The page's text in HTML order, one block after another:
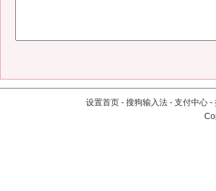
设置首页 - 搜狗输入法 - 支付中心 -